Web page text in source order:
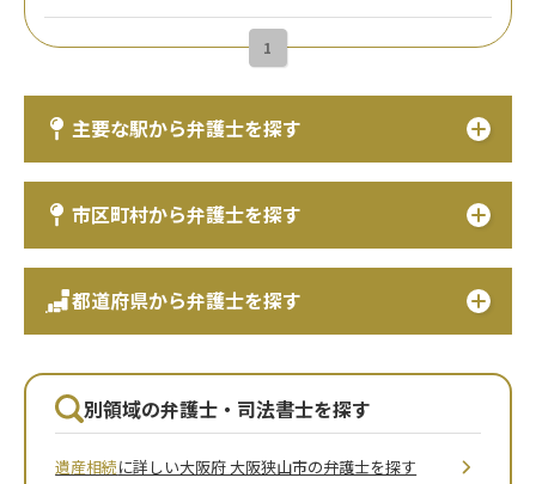
1
主要な駅から弁護士を探す
市区町村から弁護士を探す
都道府県から弁護士を探す
別領域の弁護士・司法書士を探す
遺産相続に詳しい大阪府 大阪狭山市の弁護士を探す